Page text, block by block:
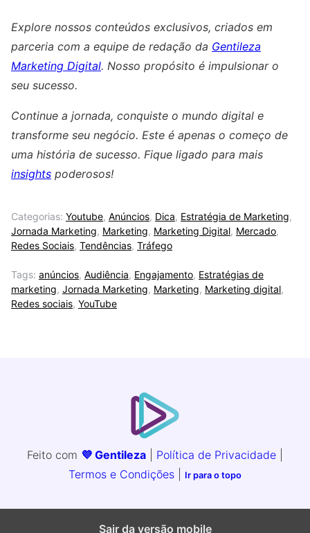
Explore nossos conteúdos exclusivos, criados em
parceria com a equipe de redação da Gentileza
Marketing Digital. Nosso propósito é impulsionar o
seu sucesso.
Continue a jornada, conquiste o mundo digital e
transforme seu negócio. Este é apenas o começo de
uma história de sucesso. Fique ligado para mais
insights poderosos!
Categorias: Youtube, Anúncios, Dica, Estratégia de Marketing,
Jornada Marketing, Marketing, Marketing Digital, Mercado,
Redes Sociais, Tendências, Tráfego
Tags: anúncios, Audiência, Engajamento, Estratégias de
marketing, Jornada Marketing, Marketing, Marketing digital,
Redes sociais, YouTube
Feito com 💜 Gentileza Política de Privacidade
Termos e Condições
Ir para o topo
Sair da versão mobile